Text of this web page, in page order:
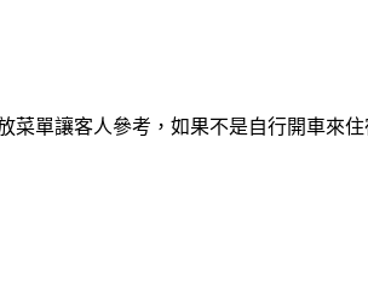
單讓客人參考，如果不是自行開車來